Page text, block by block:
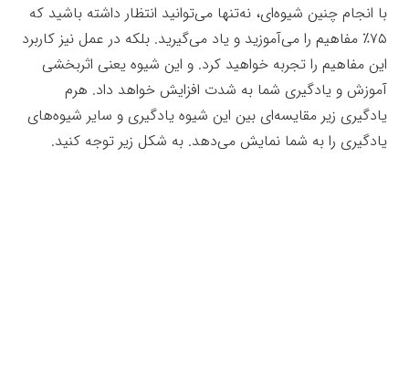
با انجام چنین شیوه‌ای، نه‌تنها می‌توانید انتظار داشته باشید که
۷۵٪ مفاهیم را می‌‌آموزید و یاد می‌گیرید. بلکه در عمل نیز کاربرد
این مفاهیم را تجربه خواهید کرد. و این شیوه یعنی اثربخشی
آموزش و یادگیری شما به شدت افزایش خواهد داد. هرم
یادگیری زیر مقایسه‌ای بین این شیوه یادگیری و سایر شیوه‌های
یادگیری را به شما نمایش می‌دهد. به شکل زیر توجه کنید.